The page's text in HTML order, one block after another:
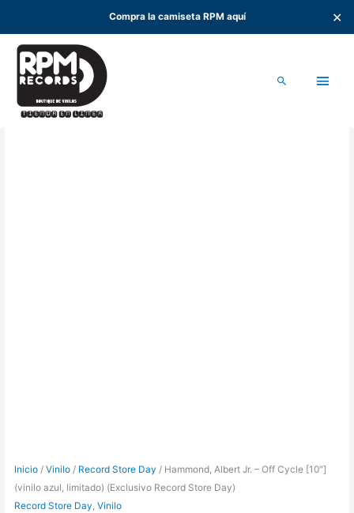
Compra la camiseta RPM aquí ✕
contenido
Buscar
Inicio /Vinilo / Record Store Day / Hammond, Albert Jr. – Off Cycle [10″]
(vinilo azul, limitado) (Exclusivo Record Store Day)
Record Store Day,Vinilo